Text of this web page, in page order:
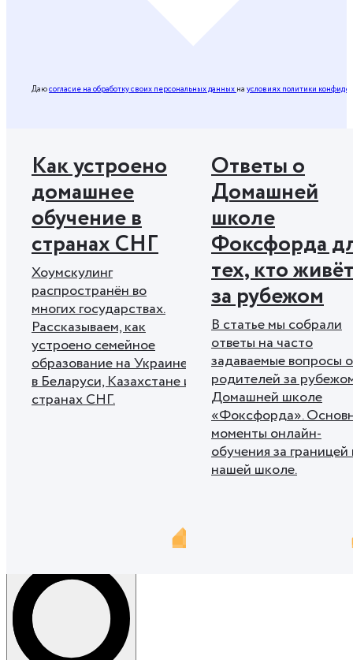
Даюсогласие на обработку своих персональных данных на условиях политики
Как устроено
домашнее
обучение в
странах СНГ
Хоумскулинг
распространён во
многих государствах.
Рассказываем, как
устроено семейное
образование на Украине,
в Беларуси, Казахстане и
странах СНГ.
Ответы о
Домашней
школе
Фоксфорда
тех, кто живёт
за рубежом
В статье мы собрали
ответы на часто
задаваемые вопросы
родителей за
Домашней школе
«Фоксфорда».
моменты онлайн-
обучения за границей
нашей школе.